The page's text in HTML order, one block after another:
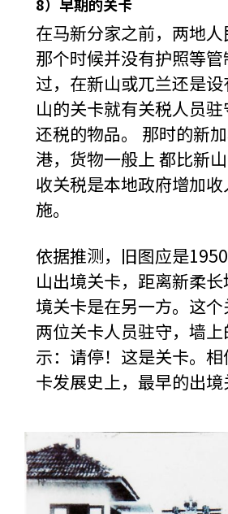
在马新分家之前，两地人
那个时候并没有护照等
过，在新山或兀兰还是
山的关卡就有关税人员
还税的物品。 那时的新
港，货物一般上 都比新山
收关税是本地政府增加
施。
依据推测，旧图应是
山出境关卡，距离新柔
境关卡是在另一方。这
两位关卡人员驻守，墙
示：请停！这是关卡。
卡发展史上，最早的出境